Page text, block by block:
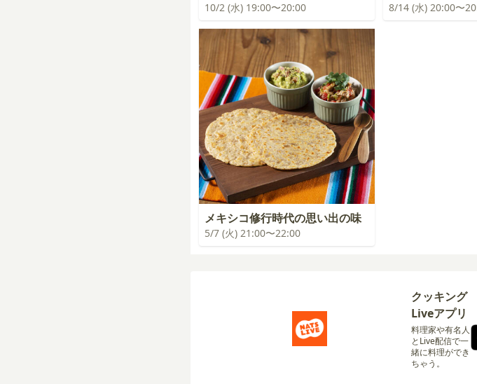
10/2 (水) 19:00〜20:00 8/14 (水) 20:00〜
メキシコ修行時代の思い出の味
5/7 (火) 21:00〜22:00
クッキング
Liveアプリ
料理家や有名人
とLive配信で一
緒に料理ができ
ちゃう。